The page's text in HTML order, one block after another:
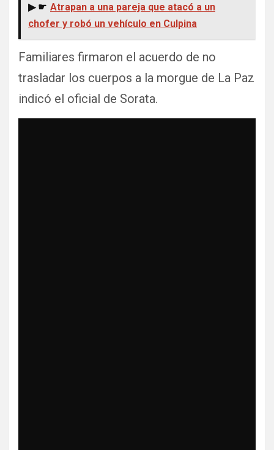
▶ ☛ Atrapan a una pareja que atacó a un
chofer y robó un vehículo en Culpina
Familiares firmaron el acuerdo de no
trasladar los cuerpos a la morgue de La Paz
indicó el oficial de Sorata.